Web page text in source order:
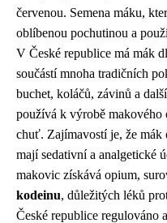
červenou. Semena máku,
oblíbenou pochutinou a
V České republice má mák
součástí mnoha tradičních
buchet, koláčů, závinů a
používá k výrobě makového
chuť. Zajímavostí je, že mák
mají sedativní a analgetické
makovic získává opium,
kodeinu, důležitých léků
České republice regulováno